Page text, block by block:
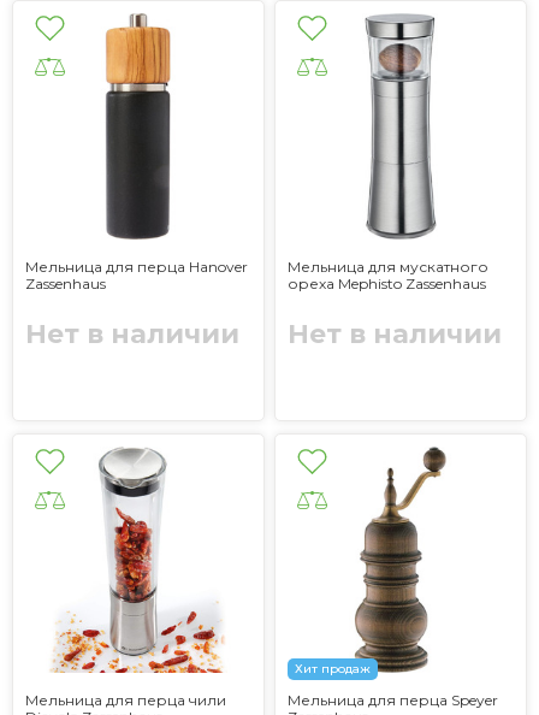
Мельница для перца Hanover
Zassenhaus
Нет в наличии
Мельница для мускатного
ореха Mephisto Zassenhaus
Нет в наличии
Мельница для перца чили
Хит продаж
Мельница для перца Speyer